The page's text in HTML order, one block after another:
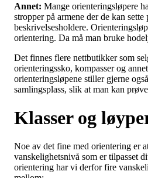
Annet: Mange orienteringsløpere
stropper på armene der de kan sette
beskrivelsesholdere.
orientering. Da må man bruke
Det finnes flere nettbutikker som
orienteringssko, kompasser og
orienteringsløpene stiller gjerne
samlingsplass, slik at man kan
Klasser og
Noe av det fine med orientering er
vanskelighetsnivå som er tilpasset
orientering har vi derfor fire